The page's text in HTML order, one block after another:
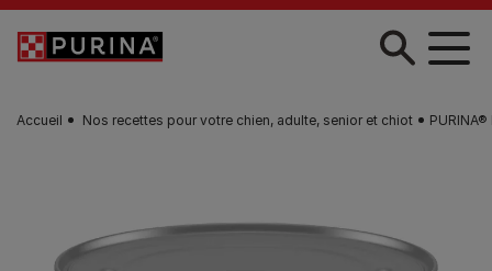
Skip to main content
Accueil Nos recettes pour votre chien, adulte, senior et chiot